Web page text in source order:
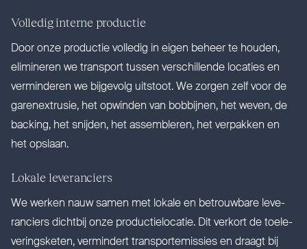
Volledig interne productie
Door onze productie volledig in eigen beheer te houden,
eli­mineren we transport tussen ver­schillende locaties en
ver­minderen we bijgevolg uitstoot. We zorgen zelf voor de
garenextrusie, het opwinden van bobbijnen, het weven, de
backing, het snijden, het assembleren, het verpakken en
het opslaan.
Lokale leve­ranciers
We werken nauw samen met lokale en betrouwbare leve­
ranciers dichtbij onze pro­duc­tie­locatie. Dit verkort de toe­le­
ve­ringsketen, ver­mindert trans­por­te­missies en draagt bij